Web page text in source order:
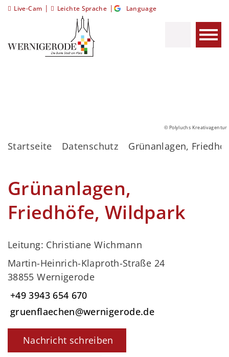
Live-Cam | Leichte Sprache | Language
© Polyluchs Kreativagentur
Startseite Datenschutz Grünanlagen,
Grünanlagen,
Friedhöfe, Wildpark
Leitung: Christiane Wichmann
Martin-Heinrich-Klaproth-Straße 24
38855 Wernigerode
+49 3943 654 670
gruenflaechen@wernigerode.de
Nachricht schreiben